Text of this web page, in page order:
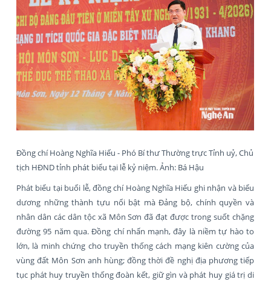
Đồng chí Hoàng Nghĩa Hiếu - Phó Bí thư Thường trực Tỉnh uỷ, Chủ
tịch HĐND tỉnh phát biểu tại lễ kỷ niệm. Ảnh: Bá Hậu
Phát biểu tại buổi lễ, đồng chí Hoàng Nghĩa Hiếu ghi nhận và biểu
dương những thành tựu nổi bật mà Đảng bộ, chính quyền và
nhân dân các dân tộc xã Môn Sơn đã đạt được trong suốt chặng
đường 95 năm qua. Đồng chí nhấn mạnh, đây là niềm tự hào to
lớn, là minh chứng cho truyền thống cách mạng kiên cường của
vùng đất Môn Sơn anh hùng; đồng thời đề nghị địa phương tiếp
tục phát huy truyền thống đoàn kết, giữ gìn và phát huy giá trị di